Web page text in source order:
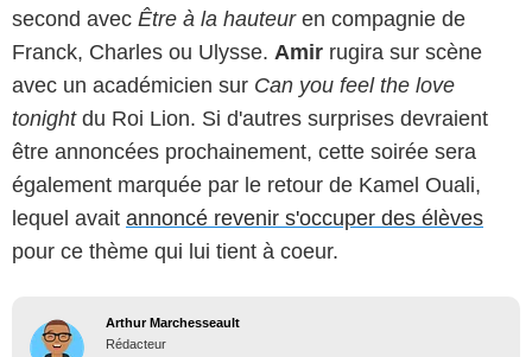
second avec Être à la hauteuren compagnie de
Franck, Charles ou Ulysse. Amir rugira sur scène
avec un académicien sur Can you feel the love
tonight du Roi Lion. Si d'autres surprises devraient
être annoncées prochainement, cette soirée sera
également marquée par le retour de Kamel Ouali,
lequel avait annoncé revenir s'occuper des élèves
pour ce thème qui lui tient à coeur.
Arthur Marchesseault
Rédacteur